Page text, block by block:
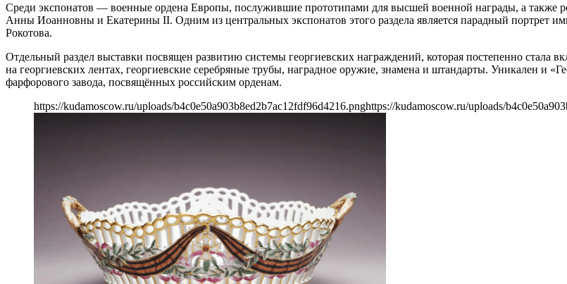
Среди экспонатов — военные ордена Европы, послужившие прототипами для высшей военной награды, а также
Анны Иоанновны и Екатерины II. Одним из центральных экспонатов этого раздела является парадный портрет
Рокотова.
Отдельный раздел выставки посвящен развитию системы георгиевских награждений, которая постепенно стала
на георгиевских лентах, георгиевские серебряные трубы, наградное оружие, знамена и штандарты. Уникален и
фарфорового завода, посвящённых российским орденам.
https://kudamoscow.ru/uploads/b4c0e50a903b8ed2b7ac12fdf96d4216.pnghttps://kudamoscow.ru/uploads/